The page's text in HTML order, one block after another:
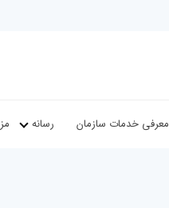
معرفی خدمات سازمان رسانه